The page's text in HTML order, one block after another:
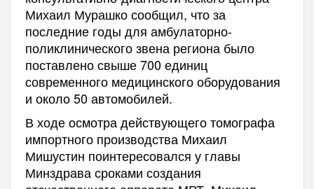
Михаил Мурашко сообщил, что за
последние годы для амбулаторно-
поликлинического звена региона было
поставлено свыше 700 единиц
современного медицинского оборудования
и около 50 автомобилей.
В ходе осмотра действующего томографа
импортного производства Михаил
Мишустин поинтересовался у главы
Минздрава сроками создания